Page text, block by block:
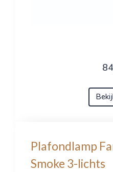
Plafondlamp
Smoke 3-lichts